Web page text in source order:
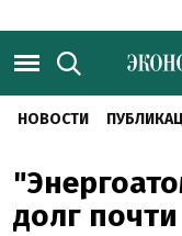
НОВОСТИ
долг